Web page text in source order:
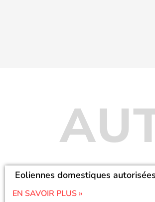
Eoliennes domestiques
EN SAVOIR PLUS »